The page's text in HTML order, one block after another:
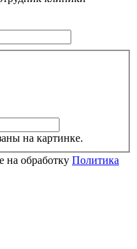
на картинке.
на обработку Политика